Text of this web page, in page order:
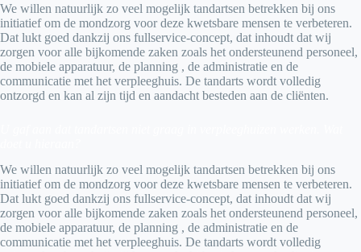
We willen natuurlijk zo veel mogelijk tandartsen betrekken bij ons
initiatief om de mondzorg voor deze kwetsbare mensen te verbeteren.
Dat lukt goed dankzij ons fullservice-concept, dat inhoudt dat wij
zorgen voor alle bijkomende zaken zoals het ondersteunend personeel,
de mobiele apparatuur, de planning , de administratie en de
communicatie met het verpleeghuis. De tandarts wordt volledig
ontzorgd en kan al zijn tijd en aandacht besteden aan de cliënten.
We willen natuurlijk zo veel mogelijk tandartsen betrekken bij ons
initiatief om de mondzorg voor deze kwetsbare mensen te verbeteren.
Dat lukt goed dankzij ons fullservice-concept, dat inhoudt dat wij
zorgen voor alle bijkomende zaken zoals het ondersteunend personeel,
de mobiele apparatuur, de planning , de administratie en de
communicatie met het verpleeghuis. De tandarts wordt volledig